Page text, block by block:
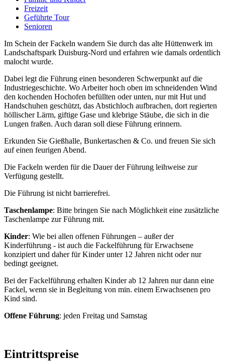
Freizeit
Geführte Tour
Senioren
Im Schein der Fackeln wandern Sie durch das alte Hüttenwerk im
Landschaftspark Duisburg-Nord und erfahren wie damals ordentlich
malocht wurde.
Dabei legt die Führung einen besonderen Schwerpunkt auf die
Industriegeschichte. Wo Arbeiter hoch oben im schneidenden Wind
den kochenden Hochofen befüllten oder unten, nur mit Hut und
Handschuhen geschützt, das Abstichloch aufbrachen, dort regierten
höllischer Lärm, giftige Gase und klebrige Stäube, die sich in die
Lungen fraßen. Auch daran soll diese Führung erinnern.
Erkunden Sie Gießhalle, Bunkertaschen & Co. und freuen Sie sich
auf einen feurigen Abend.
Die Fackeln werden für die Dauer der Führung leihweise zur
Verfügung gestellt.
Die Führung ist nicht barrierefrei.
Taschenlampe: Bitte bringen Sie nach Möglichkeit eine zusätzliche
Taschenlampe zur Führung mit.
Kinder: Wie bei allen offenen Führungen – außer der
Kinderführung - ist auch die Fackelführung für Erwachsene
konzipiert und daher für Kinder unter 12 Jahren nicht oder nur
bedingt geeignet.
Bei der Fackelführung erhalten Kinder ab 12 Jahren nur dann eine
Fackel, wenn sie in Begleitung von min. einem Erwachsenen pro
Kind sind.
Offene Führung: jeden Freitag und Samstag
Eintrittspreise